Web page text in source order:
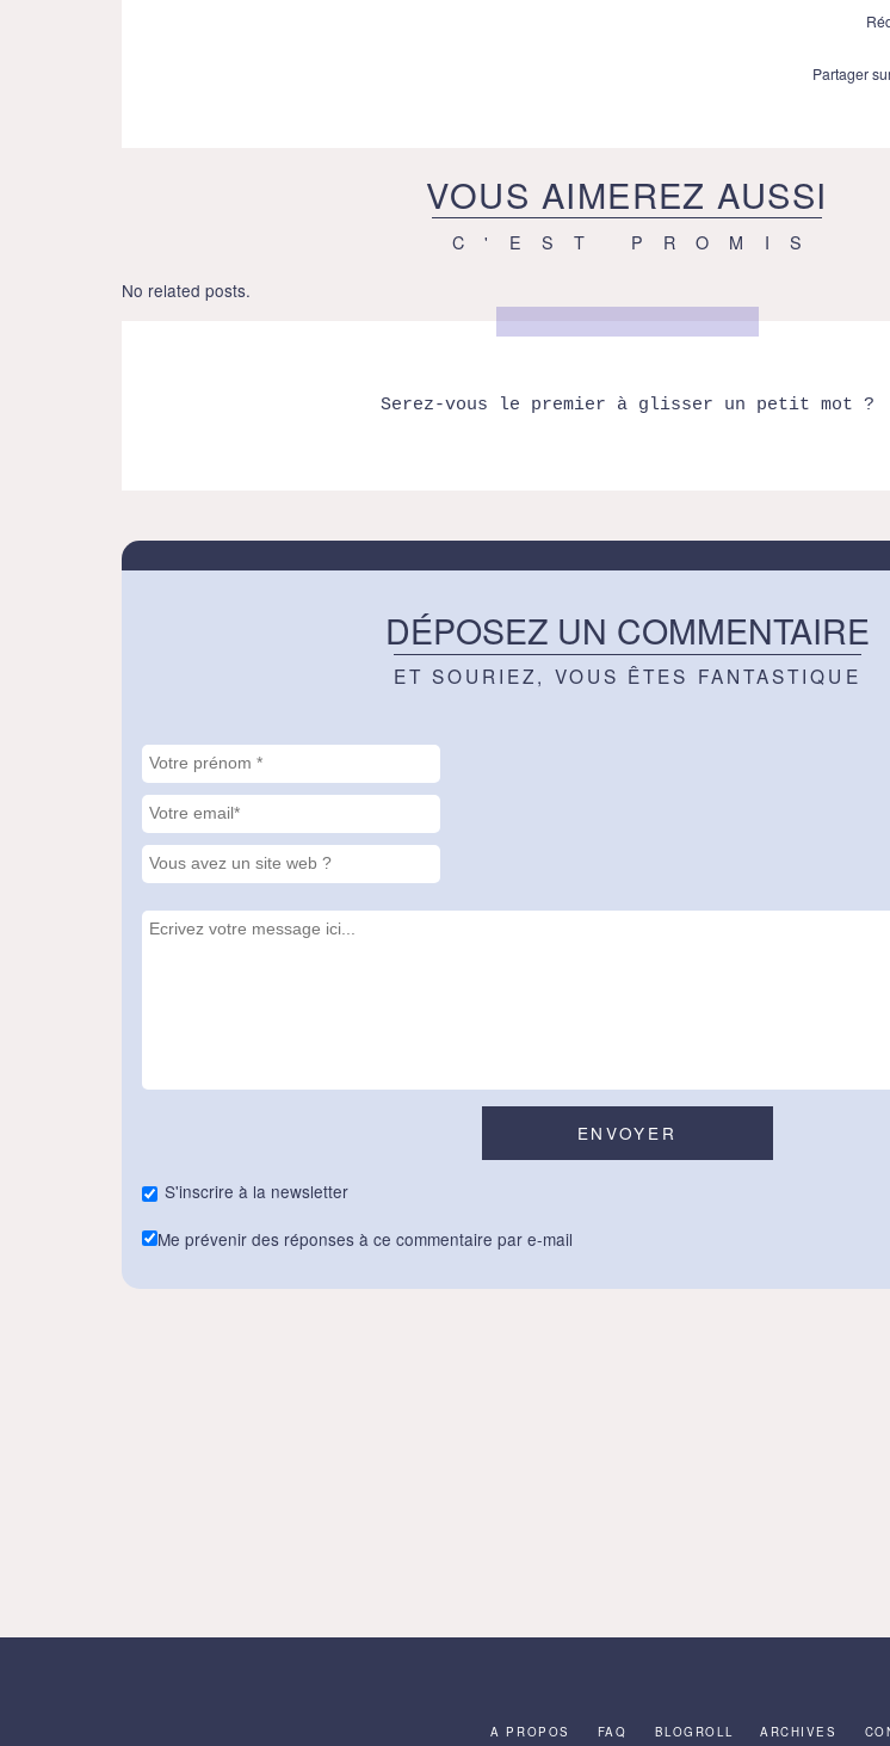
Partager
VOUS AIMEREZ AUSSI
C'EST PROMIS
No related posts.
Serez-vous le premier à glisser un petit mot ?
DÉPOSEZ UN COMMENTAIRE
ET SOURIEZ, VOUS ÊTES FANTASTIQUE
S'inscrire à la newsletter
Me prévenir des réponses à ce commentaire par e-mail
A PROPOS FAQ BLOGROLL ARCHIVES